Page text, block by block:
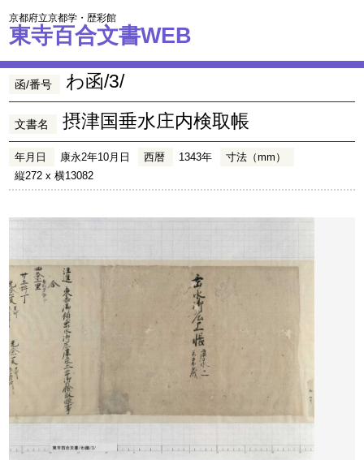
京都府立京都学・歴彩館
東寺百合文書WEB
函/番号 わ函/3/
文書名 摂津国垂水庄内検取帳
年月日 康永2年10月日 西暦 1343年
寸法（mm）
縦272 x 横13082